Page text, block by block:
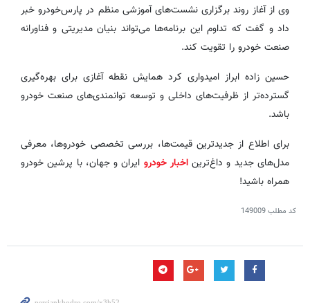
وی از آغاز روند برگزاری نشست‌های آموزشی منظم در پارس‌خودرو خبر
داد و گفت که تداوم این برنامه‌ها می‌تواند بنیان مدیریتی و فناورانه
صنعت خودرو را تقویت کند.
حسین زاده ابراز امیدواری کرد همایش نقطه آغازی برای بهره‌گیری
گسترده‌تر از ظرفیت‌های داخلی و توسعه توانمندی‌های صنعت خودرو
باشد.
برای اطلاع از جدیدترین قیمت‌ها، بررسی تخصصی خودروها، معرفی
مدل‌های جدید و داغ‌تریناخبار خودرو ایران و جهان، با پرشین خودرو
همراه باشید!
کد مطلب149009